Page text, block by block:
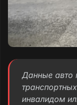
Данные авто
инвалидом